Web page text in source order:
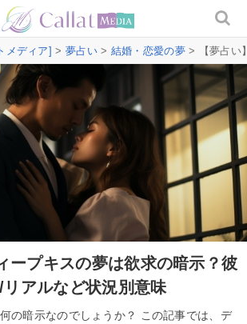
メディア] > 夢占い> 結婚・恋愛の夢> 【夢占い
ープキスの夢は欲求の暗示？彼
アルなど状況別意味
の暗示なのでしょうか？ この記事では、デ